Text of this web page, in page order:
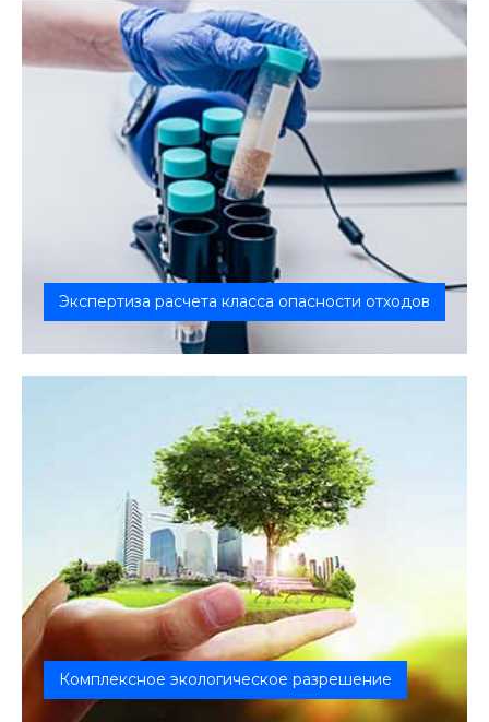
Экспертиза расчета класса опасности отходов
Предприятия должны установить класс опасности
Комплексное экологическое разрешение